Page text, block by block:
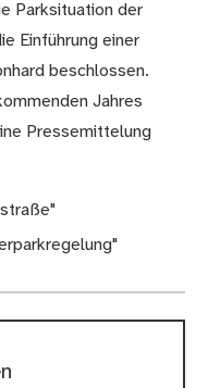
Parksituation der
Einführung einer
beschlossen.
Jahres
Pressemittelung